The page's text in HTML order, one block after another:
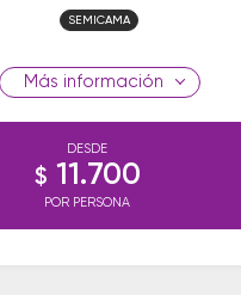
SEMICAMA
información
DESDE
$ 11.700
POR PERSONA